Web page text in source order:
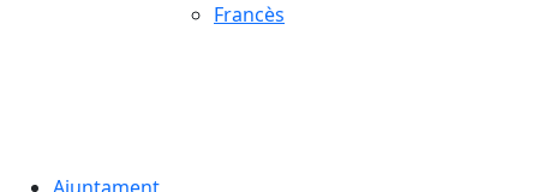
Francès